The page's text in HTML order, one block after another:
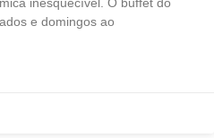
e domingos ao